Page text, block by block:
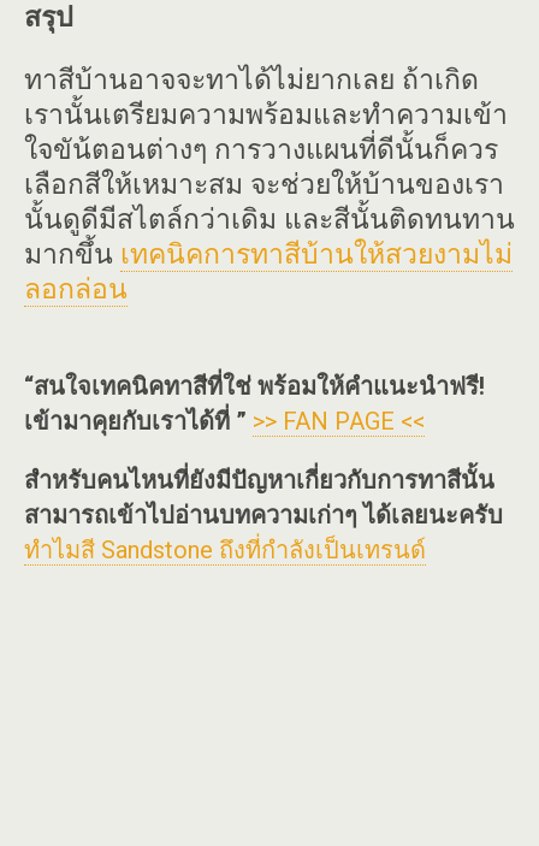
สรุป
ทาสีบ้านอาจจะทาได้ไม่ยากเลย ถ้าเกิด
เรานั้นเตรียมความพร้อมและทำความเข้า
ใจขัน้ตอนต่างๆ การวางแผนที่ดีนั้นก็ควร
เลือกสีให้เหมาะสม จะช่วยให้บ้านของเรา
นั้นดูดีมีสไตล์กว่าเดิม และสีนั้นติดทนทาน
มากขึ้น เทคนิคการทาสีบ้านให้สวยงามไม่
ลอกล่อน
“สนใจเทคนิคทาสีที่ใช่ พร้อมให้คำแนะนำฟรี!
เข้ามาคุยกับเราได้ที่ ” >> FAN PAGE <<
สำหรับคนไหนที่ยังมีปัญหาเกี่ยวกับการทาสีนั้น
สามารถเข้าไปอ่านบทความเก่าๆ ได้เลยนะครับ
ทำไมสี Sandstone ถึงที่กำลังเป็นเทรนด์